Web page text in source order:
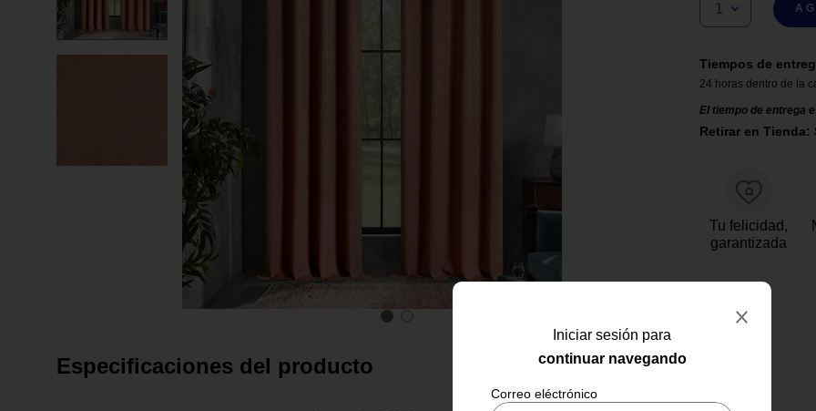
Iniciar sesión para
continuar navegando
1
Tiempos de
24 horas dentro de la
El tiempo de entrega
Retirar en Tienda:
Tu felicidad,
garantizada
Especificaciones del producto